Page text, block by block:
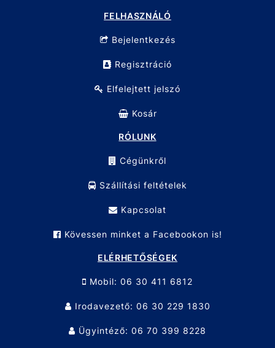
FELHASZNÁLÓ
Bejelentkezés
Regisztráció
Elfelejtett jelszó
Kosár
RÓLUNK
Cégünkről
Szállítási feltételek
Kapcsolat
Kövessen minket a Facebookon is!
ELÉRHETŐSÉGEK
Mobil: 06 30 411 6812
Irodavezető: 06 30 229 1830
Ügyintéző: 06 70 399 8228